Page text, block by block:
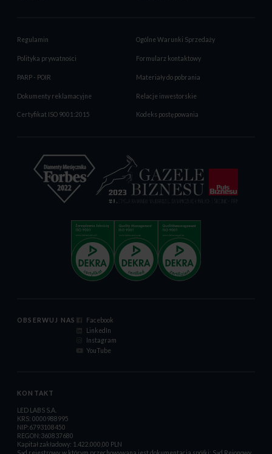
Regulamin Ogólne Warunki Sprzedaży
Polityka prywatności Formularz kontaktowy
PARP - POIR Materiały do pobrania
Dokumenty reklamacyjne Relacje inwestorskie
Certyfikat ISO 9001:2015 Kodeks postępowania
OBSERWUJ NAS
Facebook
LinkedIn
Instagram
YouTube
KONTAKT
LED LABS S.A.
KRS: 0000988995
NIP:6793108450
REGON:360837680
Kapitał zakładowy: 1.422.000,00 PLN